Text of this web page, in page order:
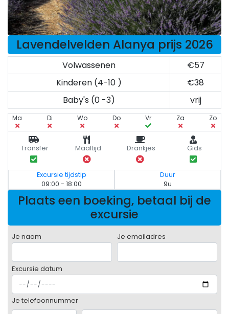
Lavendelvelden Alanya prijs 2026
Volwassenen
€57
Kinderen (4-10 )
€38
Baby's (0 -3)
vrij
Ma Di Wo Do Vr Za Zo
Transfer Maaltijd Drankjes Gids
Excursie tijdstip
09:00 - 18:00
Duur
9u
Plaats een boeking, betaal bij de
excursie
Je naam Je emailadres
Excursie datum
Je telefoonnummer